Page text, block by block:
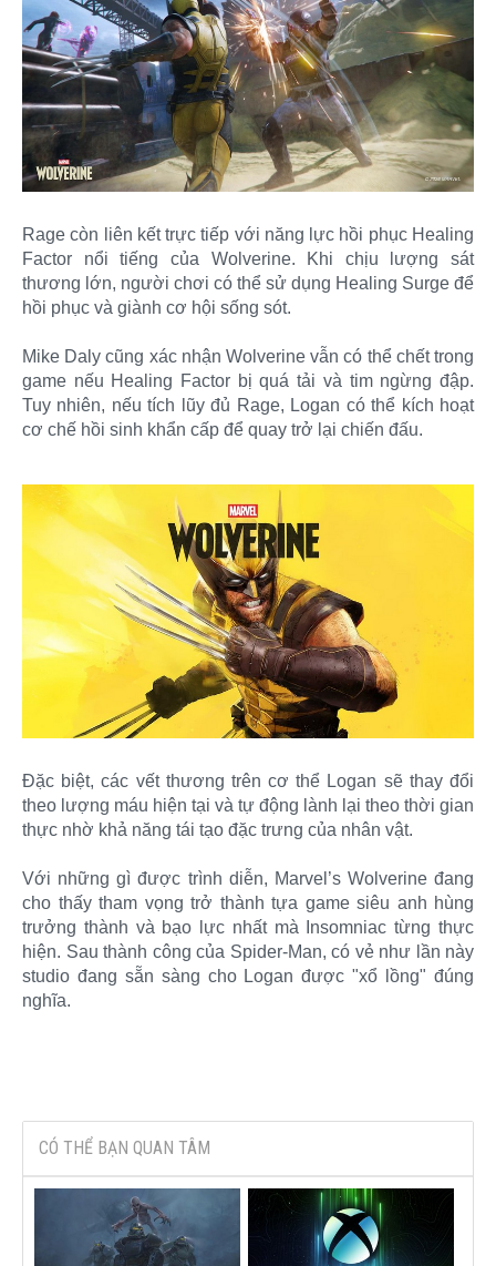
Rage còn liên kết trực tiếp với năng lực hồi phục Healing
Factor nổi tiếng của Wolverine. Khi chịu lượng sát
thương lớn, người chơi có thể sử dụng Healing Surge để
hồi phục và giành cơ hội sống sót.
Mike Daly cũng xác nhận Wolverine vẫn có thể chết trong
game nếu Healing Factor bị quá tải và tim ngừng đập.
Tuy nhiên, nếu tích lũy đủ Rage, Logan có thể kích hoạt
cơ chế hồi sinh khẩn cấp để quay trở lại chiến đấu.
Đặc biệt, các vết thương trên cơ thể Logan sẽ thay đổi
theo lượng máu hiện tại và tự động lành lại theo thời gian
thực nhờ khả năng tái tạo đặc trưng của nhân vật.
Với những gì được trình diễn, Marvel’s Wolverine đang
cho thấy tham vọng trở thành tựa game siêu anh hùng
trưởng thành và bạo lực nhất mà Insomniac từng thực
hiện. Sau thành công của Spider-Man, có vẻ như lần này
studio đang sẵn sàng cho Logan được "xổ lồng" đúng
nghĩa.​
CÓ THỂ BẠN QUAN TÂM